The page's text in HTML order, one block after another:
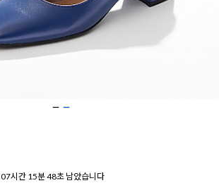
07시간 15분 46초 남았습니다